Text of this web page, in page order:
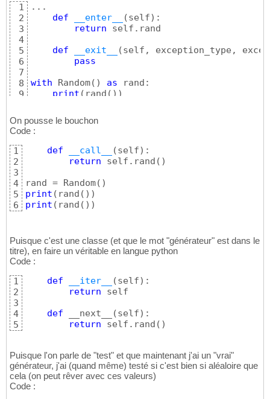
1
2
3
4
5
6
7
8
9
...
def
__enter__ (self) :
return self.rand
def
__exit__ (self, exception_type,
pass
with Random( ) as rand:
print ( rand ( ) )
On pousse le bouchon
Code :
1
2
3
4
5
6
def __call__ (self) :
return self.rand ( )
rand = Random( )
print ( rand ( ) )
print ( rand ( ) )
Puisque c'est une classe (et que le mot "générateur" est dans le
titre), en faire un véritable en langue python
Code :
1
2
3
4
5
def __iter__ (self) :
return self
def __next__ (self) :
return self.rand ( )
Puisque l'on parle de "test" et que maintenant j'ai un "vrai"
générateur, j'ai (quand même) testé si c'est bien si aléaloire que
cela (on peut rêver avec ces valeurs)
Code :